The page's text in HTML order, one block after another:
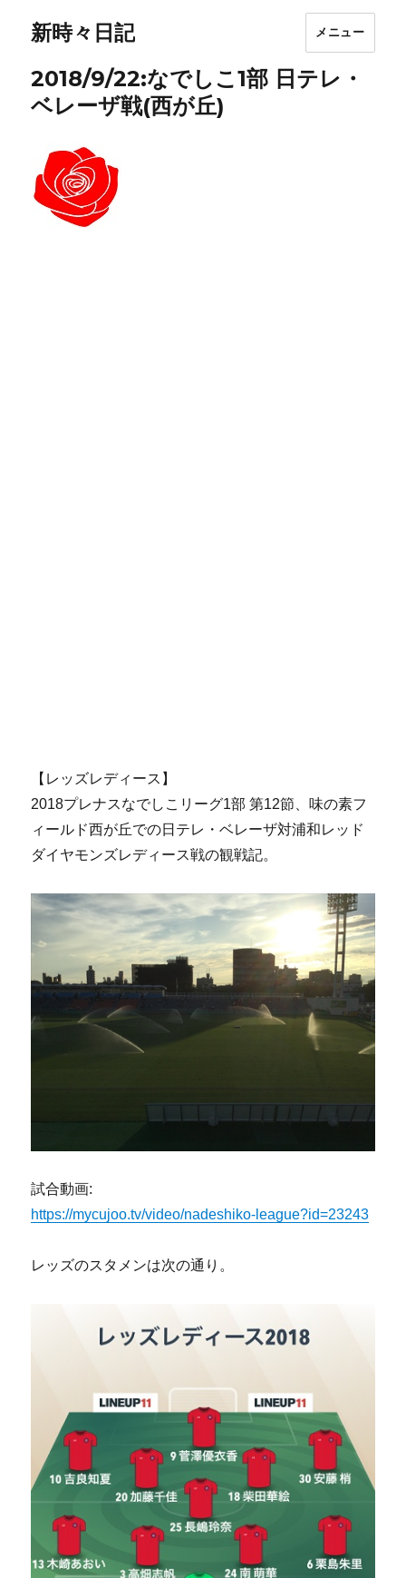
新時々日記 メニュー
2018/9/22:なでしこ1部 日テレ・
ベレーザ戦(西が丘)
【レッズレディース】
2018プレナスなでしこリーグ1部 第12節、味の素フ
ィールド西が丘での日テレ・ベレーザ対浦和レッド
ダイヤモンズレディース戦の観戦記。
試合動画:
https://mycujoo.tv/video/nadeshiko-league?id=23243
レッズのスタメンは次の通り。